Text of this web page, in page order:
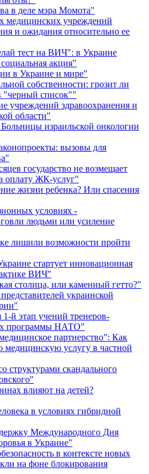
в деле мэра Момота"
медицинских учреждений
и ожидания относительно ее
тест на ВИЧ": в Украине
акция"
в Украине и мире"
собственности: грозит ли
"черный список""
учреждений здравоохранения и
области"
израильской онкологии
вызовы для
государство не возмещает
оплату ЖК-услуг"
жизни ребенка? Или спасения
условиях -
людьми или усиление
лишили возможности пройти
стартует инновационная
ВИЧ"
столица, или каменный гетто?"
украинской
й этап учений тренеров-
программы НАТО"
партнерство": Как
медицинскую услугу в частной
структурами скандального
влияют на детей?
в условиях гибридной
Международного Дня
в Украине"
в контексте новых
на фоне блокирования